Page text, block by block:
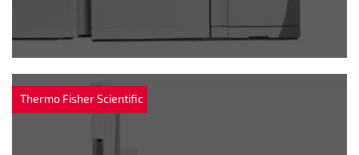
Thermo Fisher Scientific